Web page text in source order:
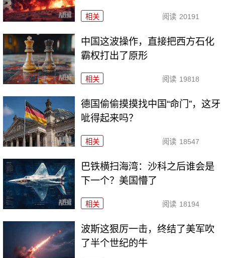
相关 阅读 20191
中国这波操作，直接把西方石化
霸权打出了原形
相关 阅读 19818
德国偷偷摸摸找中国“命门”，这牙
呲得起来吗？
相关 阅读 18547
巴铁横扫海湾：沙科之后谁会是
下一个？美国懵了
相关 阅读 18194
波斯这狠厉一击，终结了美军吹
了半个世纪的牛